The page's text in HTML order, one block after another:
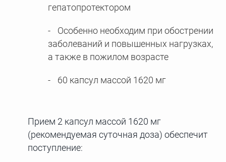
гепатопротектором
Особенно необходим при обострении
заболеваний и повышенных нагрузках,
а также в пожилом возрасте
60 капсул массой 1620 мг
Прием 2 капсул массой 1620 мг
(рекомендуемая суточная доза) обеспечит
поступление: